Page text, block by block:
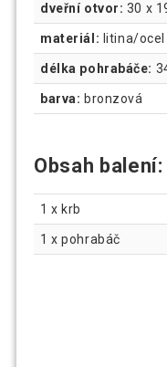
dveřní otvor: 30 x
materiál: litina/ocel
délka pohrabáče:
barva: bronzová
Obsah balení:
1 x krb
1 x pohrabáč